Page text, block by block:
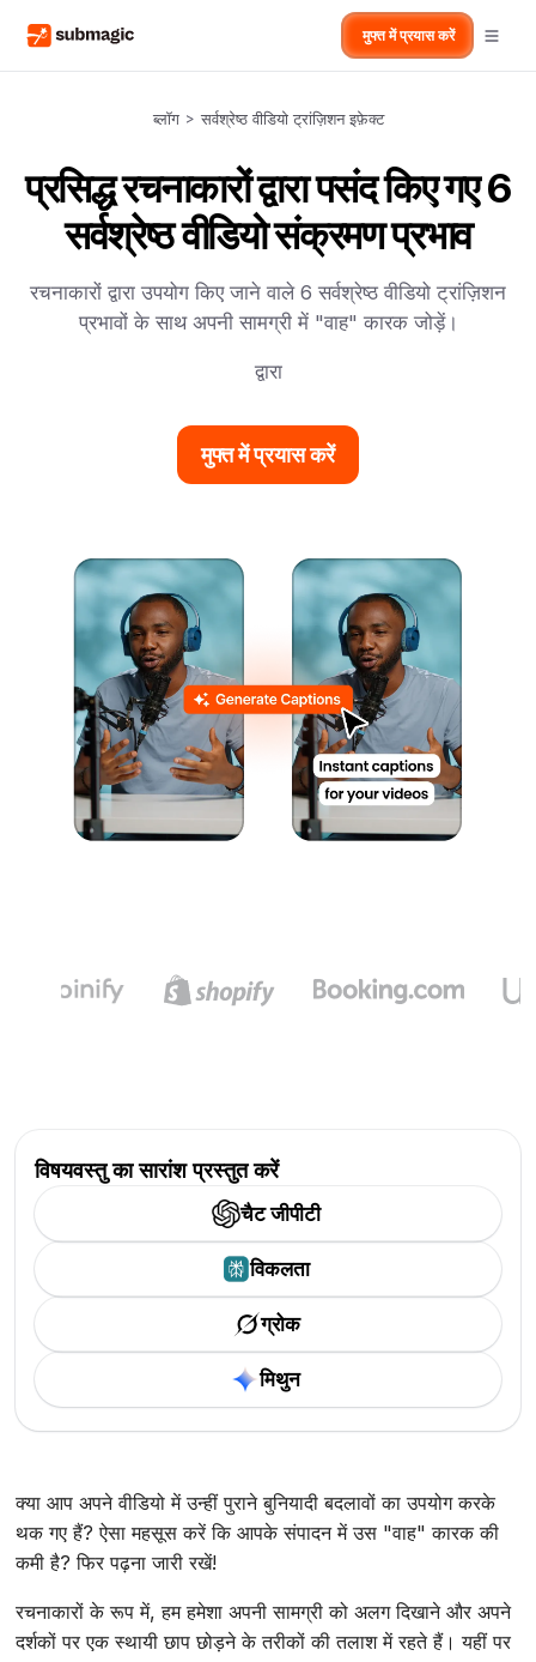
मुफ्त में प्रयास करें
ब्लॉग > सर्वश्रेष्ठ वीडियो ट्रांज़िशन इफ़ेक्ट
प्रसिद्ध रचनाकारों द्वारा पसंद किए गए 6
सर्वश्रेष्ठ वीडियो संक्रमण प्रभाव
रचनाकारों द्वारा उपयोग किए जाने वाले 6 सर्वश्रेष्ठ वीडियो ट्रांज़िशन
प्रभावों के साथ अपनी सामग्री में "वाह" कारक जोड़ें।
द्वारा
मुफ्त में प्रयास करें
विषयवस्तु का सारांश प्रस्तुत करें
चैट जीपीटी
विकलता
ग्रोक
मिथुन
क्या आप अपने वीडियो में उन्हीं पुराने बुनियादी बदलावों का उपयोग करके
थक गए हैं? ऐसा महसूस करें कि आपके संपादन में उस "वाह" कारक की
कमी है? फिर पढ़ना जारी रखें!
रचनाकारों के रूप में, हम हमेशा अपनी सामग्री को अलग दिखाने और अपने
दर्शकों पर एक स्थायी छाप छोड़ने के तरीकों की तलाश में रहते हैं। यहीं पर